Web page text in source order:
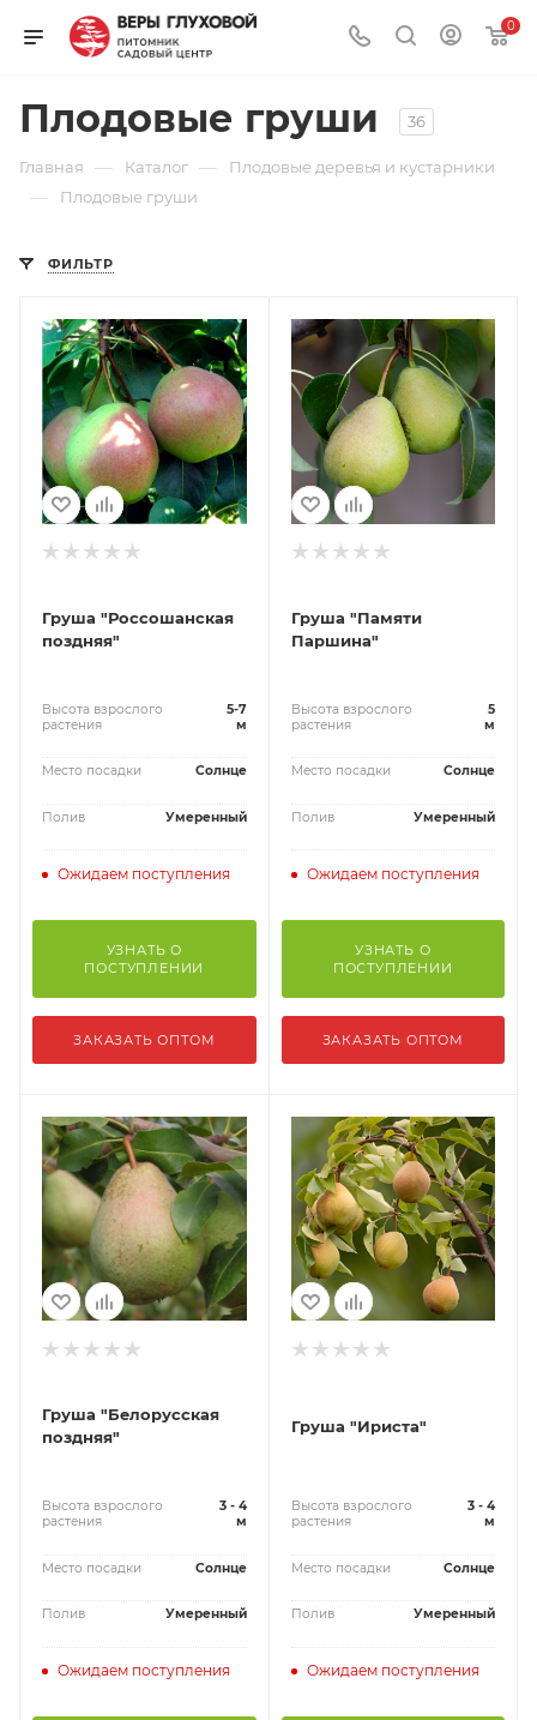
0
Плодовые груши 36
Главная — Каталог — Плодовые деревья и кустарники
— Плодовые груши
ФИЛЬТР
Груша "Россошанская
поздняя"
Высота взрослого
растения
5-7
м
Место посадки Солнце
Полив Умеренный
Ожидаем поступления
УЗНАТЬ О
ПОСТУПЛЕНИИ
ЗАКАЗАТЬ ОПТОМ
Груша "Памяти
Паршина"
Высота взрослого
растения
5
м
Место посадки Солнце
Полив Умеренный
Ожидаем поступления
УЗНАТЬ О
ПОСТУПЛЕНИИ
ЗАКАЗАТЬ ОПТОМ
Груша "Белорусская
поздняя"
Высота взрослого
растения
3 - 4
м
Место посадки Солнце
Полив Умеренный
Ожидаем поступления
Груша "Ириста"
Высота взрослого
растения
3 - 4
м
Место посадки Солнце
Полив Умеренный
Ожидаем поступления